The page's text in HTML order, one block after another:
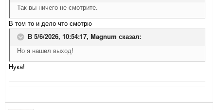
Так вы ничего не смотрите.
В том то и дело что смотрю
В 5/6/2026, 10:54:17, Magnum сказал:
Но я нашел выход!
Нука!